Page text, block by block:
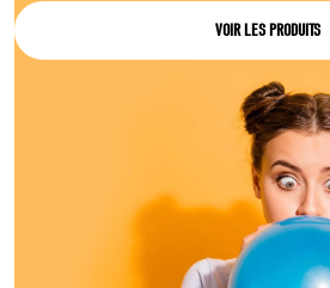
VOIR LES PRODUITS